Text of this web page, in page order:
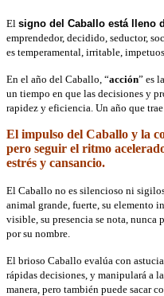
El signo del Caballo está lleno
emprendedor, decidido, seductor,
es temperamental, irritable,
En el año del Caballo, “acción” es
un tiempo en que las decisiones y
rapidez y eficiencia. Un año que
El impulso del Caballo y la
pero seguir el ritmo
estrés y cansancio.
El Caballo no es silencioso ni
animal grande, fuerte, su elemento
visible, su presencia se nota, nunca
por su nombre.
El brioso Caballo evalúa con
rápidas decisiones, y manipulará a
manera, pero también puede sacar